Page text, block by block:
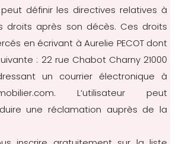
peut définir les directives relatives à
droits après son décès. Ces droits
en écrivant à Aurelie PECOT dont
: 22 rue Chabot Charny 21000
un courrier électronique à
L’utilisateur peut
une réclamation auprès de la